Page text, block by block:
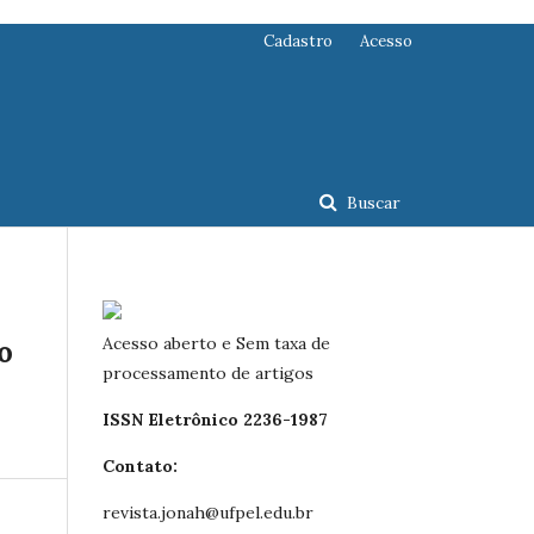
Buscar
Cadastro Acesso
Acesso aberto e Sem taxa de
processamento de artigos
ISSN Eletrônico 2236-1987
Contato:
revista.jonah@ufpel.edu.br